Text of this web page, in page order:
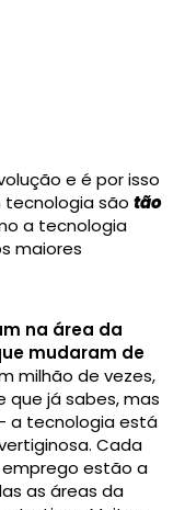
e é por isso
são tão
a tecnologia
maiores
na área da
mudaram de
milhão de vezes,
que já sabes, mas
a tecnologia está
Cada
estão a
as áreas da